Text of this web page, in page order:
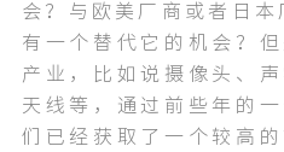
会？与欧美厂商或者日
有一个替代它的机会？
产业，比如说摄像头、
天线等，通过前些年的
们已经获取了一个较高